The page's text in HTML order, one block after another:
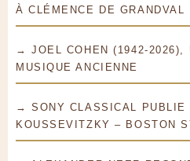
À CLÉMENCE DE GRANDVAL
→ JOEL COHEN (1942-2026),
MUSIQUE ANCIENNE
→ SONY CLASSICAL PUBLIE
KOUSSEVITZKY – BOSTON